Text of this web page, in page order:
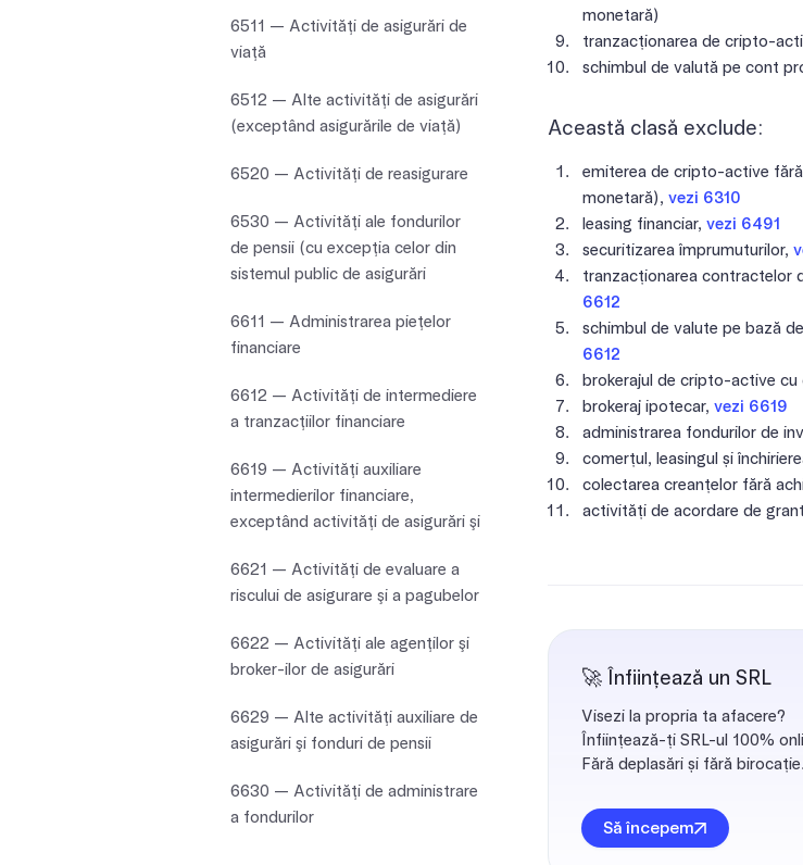
6511 — Activităţi de asigurări de
viaţă
6512 — Alte activităţi de asigurări
(exceptând asigurările de viaţă)
6520 — Activităţi de reasigurare
6530 — Activităţi ale fondurilor
de pensii (cu excepţia celor din
sistemul public de asigurări
6611 — Administrarea pieţelor
financiare
6612 — Activităţi de intermediere
a tranzacţiilor financiare
6619 — Activităţi auxiliare
intermedierilor financiare,
exceptând activităţi de asigurări şi
6621 — Activităţi de evaluare a
riscului de asigurare şi a pagubelor
6622 — Activităţi ale agenţilor şi
broker-ilor de asigurări
6629 — Alte activităţi auxiliare de
asigurări şi fonduri de pensii
6630 — Activităţi de administrare
a fondurilor
monetară)
tranzacționarea de cripto-
schimbul de valută pe cont
Această clasă exclude:
emiterea de cripto-active
monetară), vezi 6310
leasing financiar, vezi 6491
securitizarea împrumuturilor,
tranzacționarea contractelor
6612
schimbul de valute pe bază
6612
brokerajul de cripto-active cu
brokeraj ipotecar, vezi 6619
administrarea fondurilor de
comerțul, leasingul și
colectarea creanțelor fără
activități de acordare de
🚀 Înființează un SRL
Visezi la propria ta afacere?
Înființează-ți SRL-ul 100%
Fără deplasări și fără birocație.
Să începem